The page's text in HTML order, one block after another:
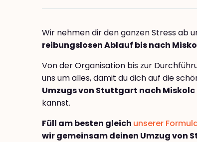
Wir nehmen dir den ganzen Stress ab
reibungslosen Ablauf bis nach
Von der Organisation bis zur
uns um alles, damit du dich auf die
Umzugs von Stuttgart nach
kannst.
Füll am besten gleich unserer
wir gemeinsam deinen Umzug von